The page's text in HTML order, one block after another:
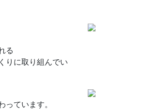
る
りに取り組んでい
ています。